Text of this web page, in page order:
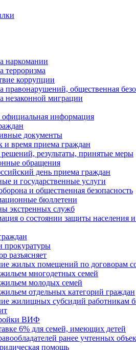
наркомании
терроризма
коррупции
правонарушений, общественная
незаконной миграции
официальная информация
документы
и время приема граждан
результаты, принятые меры
обращения
день приема граждан
и государственные услуги
и общественная безопасность
бюллетени
экстренных служб
о состоянии защиты населения
прокуратуры
разъясняет
жилых помещений по договорам
многодетных семей
молодых семей
отдельных категорий граждан
жилищных субсидий работникам
ВИФ
6% для семей, имеющих детей
ранее учтенных
помощь